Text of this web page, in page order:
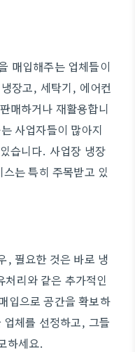
매입해주는 업체들이
장고, 세탁기, 에어컨
매하거나 재활용합니
사업자들이 많아지
습니다. 사업장 냉장
는 특히 주목받고 있
, 필요한 것은 바로 냉
리와 같은 추가적인
입으로 공간을 확보하
체를 선정하고, 그들
하세요.